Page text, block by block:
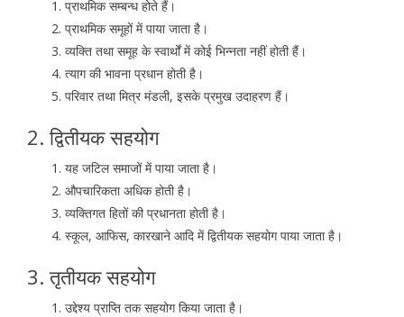
प्राथमिक सम्बन्ध होते हैं।
प्राथमिक समूहों में पाया जाता है।
व्यक्ति तथा समूह के स्वार्थों में कोई भिन्नता नहीं होती हैं।
त्याग की भावना प्रधान होती है।
परिवार तथा मित्र मंडली, इसके प्रमुख उदाहरण हैं।
2. द्वितीयक सहयोग
यह जटिल समाजों में पाया जाता है।
औपचारिकता अधिक होती है।
व्यक्तिगत हितों की प्रधानता होती है।
स्कूल, आफिस, कारखाने आदि में द्वितीयक सहयोग पाया जाता है।
3. तृतीयक सहयोग
उद्देश्य प्राप्ति तक सहयोग किया जाता है।